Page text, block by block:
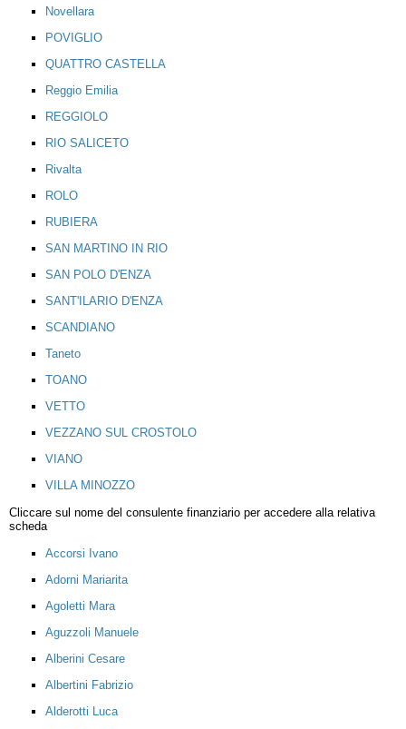
Novellara
POVIGLIO
QUATTRO CASTELLA
Reggio Emilia
REGGIOLO
RIO SALICETO
Rivalta
ROLO
RUBIERA
SAN MARTINO IN RIO
SAN POLO D'ENZA
SANT'ILARIO D'ENZA
SCANDIANO
Taneto
TOANO
VETTO
VEZZANO SUL CROSTOLO
VIANO
VILLA MINOZZO
Cliccare sul nome del consulente finanziario per accedere alla relativa
scheda
Accorsi Ivano
Adorni Mariarita
Agoletti Mara
Aguzzoli Manuele
Alberini Cesare
Albertini Fabrizio
Alderotti Luca